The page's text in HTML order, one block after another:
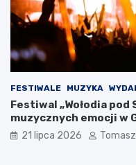
D
o
n
l
ą
s
k
D
n
P
s
k
i
c
FESTIWALE MUZYKA
Festiwal „Wołodia pod
muzycznych emocji w
21 lipca 2026